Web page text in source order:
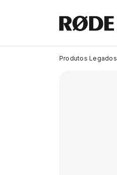
Produtos Legados